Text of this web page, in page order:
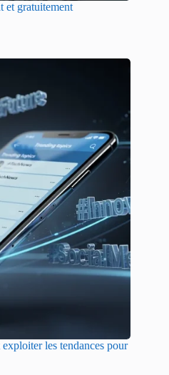
et gratuitement
les tendances pour